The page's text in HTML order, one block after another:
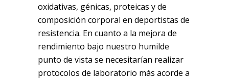
oxidativas, génicas, proteicas y de
composición corporal en deportistas de
resistencia. En cuanto a la mejora de
rendimiento bajo nuestro humilde
punto de vista se necesitarían realizar
protocolos de laboratorio más acorde a